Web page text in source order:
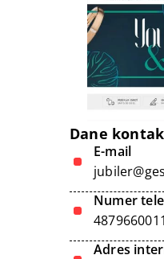
Dane
E-mail
Numer
Adres